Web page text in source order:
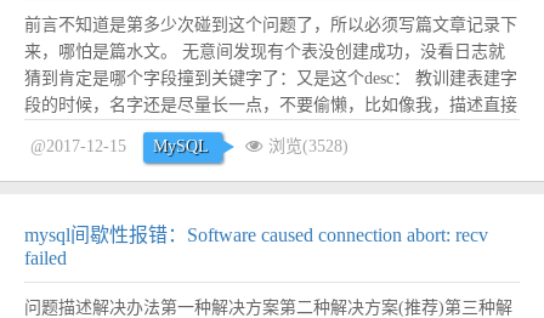
前言不知道是第多少次碰到这个问题了，所以必须写篇文章记录下
来，哪怕是篇水文。 无意间发现有个表没创建成功，没看日志就
猜到肯定是哪个字段撞到关键字了：又是这个desc： 教训建表建字
段的时候，名字还是尽量长一点，不要偷懒，比如像我，描述直接
用desc。 正文如下是MySQL全部关键字：
https://www.cnblogs.com/lawdong/archive/2010/08/08/23...
@2017-12-15 MySQL 浏览(3528)
mysql间歇性报错：Software caused connection abort: recv
failed
问题描述解决办法第一种解决方案第二种解决方案(推荐)第三种解